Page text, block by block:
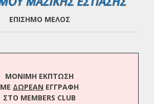
ΕΠΙΣΗΜΟ ΜΕΛΟΣ
ΜΟΝΙΜΗ ΕΚΠΤΩΣΗ
ΜΕ ΔΩΡΕΑΝ ΕΓΓΡΑΦΗ
ΣΤΟ MEMBERS CLUB